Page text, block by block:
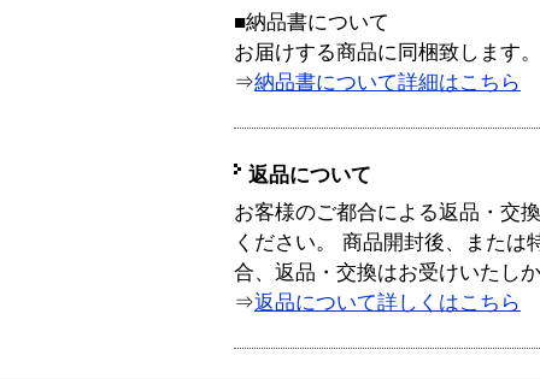
■納品書について
お届けする商品に同梱致します。
⇒納品書について詳細はこちら
返品について
お客様のご都合による返品・交
ください。 商品開封後、または
合、返品・交換はお受けいたし
⇒返品について詳しくはこちら